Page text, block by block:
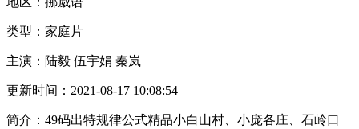
类型： 家庭片
主演： 陆毅 伍宇娟 秦岚
更新时间： 2021-08-17 10:08:54
简介： 49码出特规律公式精品小白山村、小庞各庄、石岭口